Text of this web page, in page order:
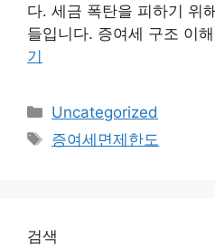
다. 세금 폭탄을 피하기 위
들입니다. 증여세 구조 이
기
카
테
고
Uncategorized
태
증여세면제한도
검색